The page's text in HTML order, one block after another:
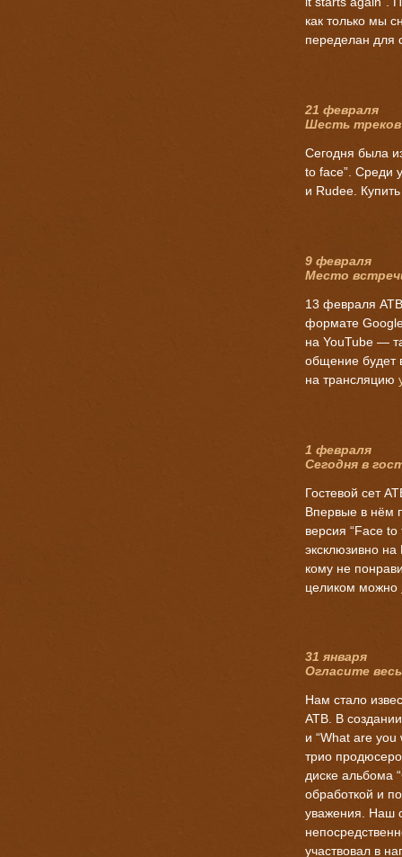
как только мы
переделан для
21 февраля
Шесть треков
Сегодня была
to face”. Среди
и Rudee.
9 февраля
Место
13 февраля
формате
на YouTube —
общение будет
на трансляцию
1 февраля
Сегодня в
Гостевой сет
Впервые в нём
версия “Face
эксклюзивно
кому не
целиком можно
31 января
Огласите
Нам стало
ATB. В
и “What are you
трио
диске альбома
обработкой и
уважения. Наш
участвовал в